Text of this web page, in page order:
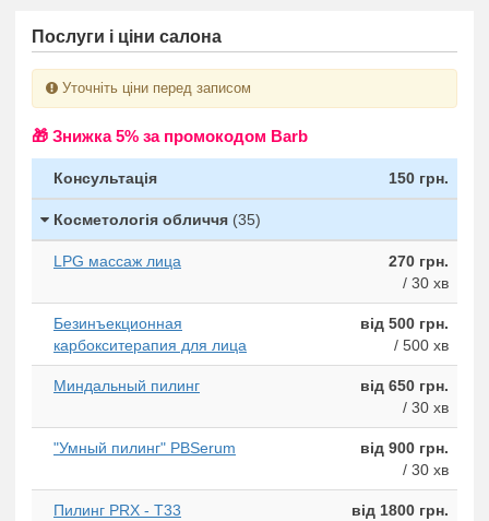
Послуги і ціни салона
Уточніть ціни перед записом
🎁 Знижка 5% за промокодом Barb
Консультація 150 грн.
Косметологія обличчя (35)
LPG массаж лица
270 грн.
/ 30 хв
Безинъекционная
карбокситерапия для лица
від 500 грн.
/ 500 хв
Миндальный пилинг
від 650 грн.
/ 30 хв
"Умный пилинг" PBSerum
від 900 грн.
/ 30 хв
Пилинг PRX - T33
від 1800 грн.